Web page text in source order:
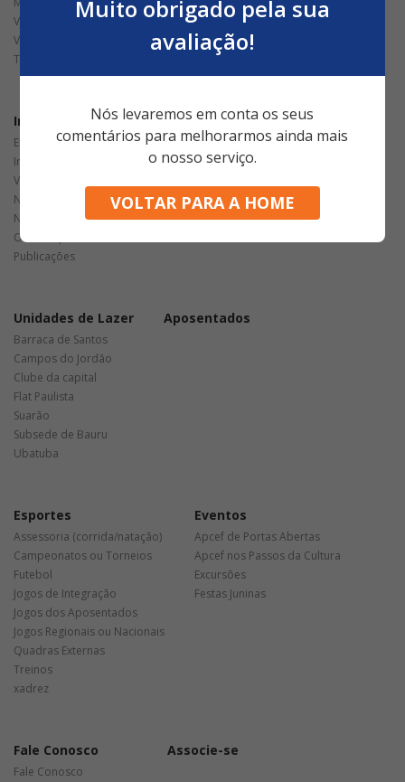
Muito obrigado pela sua
avaliação!
Nós levaremos em conta os seus
comentários para melhorarmos ainda mais
o nosso serviço.
VOLTAR PARA A HOME
Visão
Valores
Termo de Uso e de Privacidade
Saúde Caixa
Informações
Eleições 2026
Imagens
Vídeos
Notícias
Notícias Fenae
Outras Apcefs
Publicações
Serviços
APCEF Cidadã
Atendimento Nutricional
Classificados
Portal de Vantagens
Unidades de Lazer
Barraca de Santos
Campos do Jordão
Clube da capital
Flat Paulista
Suarão
Subsede de Bauru
Ubatuba
Aposentados
Esportes
Assessoria (corrida/natação)
Campeonatos ou Torneios
Futebol
Jogos de Integração
Jogos dos Aposentados
Jogos Regionais ou Nacionais
Quadras Externas
Treinos
xadrez
Eventos
Apcef de Portas Abertas
Apcef nos Passos da Cultura
Excursões
Festas Juninas
Fale Conosco
Fale Conosco
Associe-se